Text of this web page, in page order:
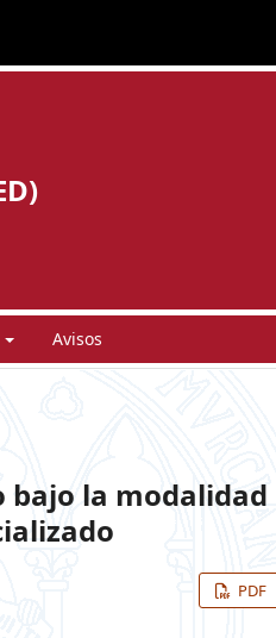
Avisos
bajo la modalidad
PDF